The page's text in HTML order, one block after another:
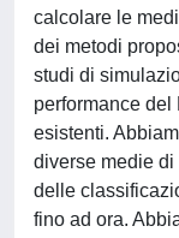
calcolare le
dei metodi
studi di
performance del
esistenti.
diverse medie
delle
fino ad ora.